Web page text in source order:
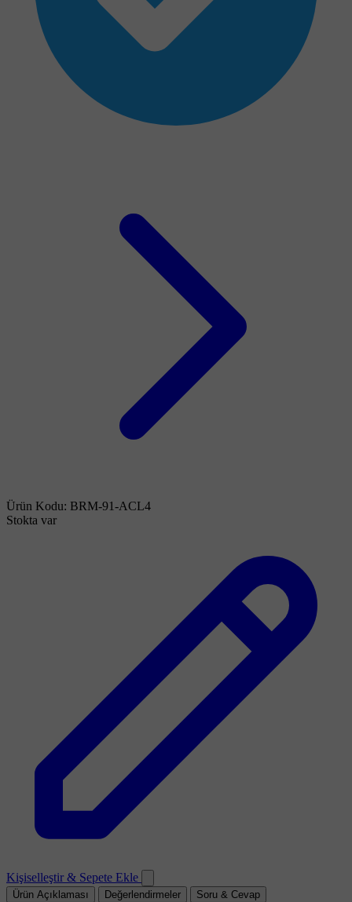
Ürün Kodu: BRM-91-ACL4
Stokta var
Kişiselleştir & Sepete Ekle
Ürün Açıklaması Değerlendirmeler Soru & Cevap